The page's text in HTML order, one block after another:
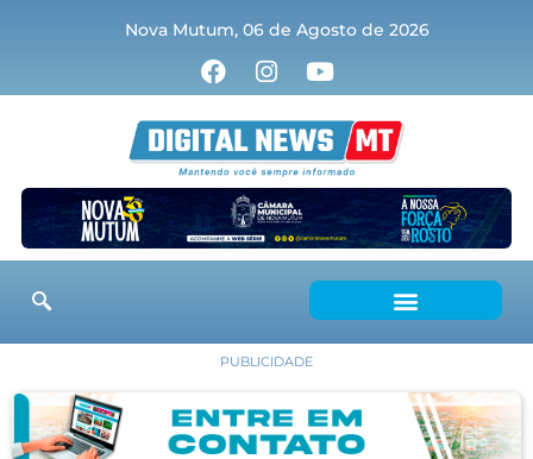
Nova Mutum, 06 de Agosto de 2026
PUBLICIDADE